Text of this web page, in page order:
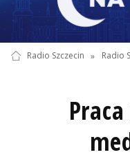
Radio Szczecin » Radio